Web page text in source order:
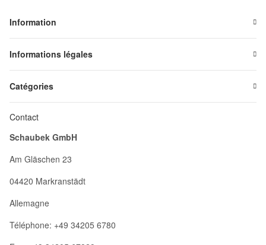
Information
Informations légales
Catégories
Contact
Schaubek GmbH
Am Gläschen 23
04420 Markranstädt
Allemagne
Téléphone: +49 34205 6780